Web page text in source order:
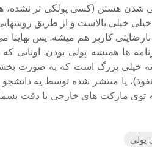
شدن هستن (کسی پولکی تر نشده،
خیلی بالاست و از طریق
کاربر هم میشه. پس
ها همیشه پولی بودن. اونایی
خیلی بزرگ است که به صورت بخشی
یا منتشر شده توسط یه
مارکت های خارجی با دقت
پولی